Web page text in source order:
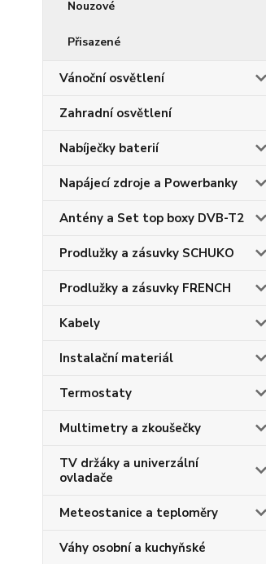
Nouzové
Přisazené
Vánoční osvětlení
Zahradní osvětlení
Nabíječky baterií
Napájecí zdroje a Powerbanky
Antény a Set top boxy DVB-T2
Prodlužky a zásuvky SCHUKO
Prodlužky a zásuvky FRENCH
Kabely
Instalační materiál
Termostaty
Multimetry a zkoušečky
TV držáky a univerzální
ovladače
Meteostanice a teploměry
Váhy osobní a kuchyňské